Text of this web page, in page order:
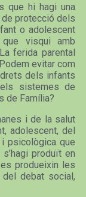
que hi hagi una
protecció dels
o adolescent
visqui amb
ferida parental
evitar com
dels infants
sistemes de
de Família?
i de la salut
adolescent, del
psicològica que
produït en
produeixin les
debat social,